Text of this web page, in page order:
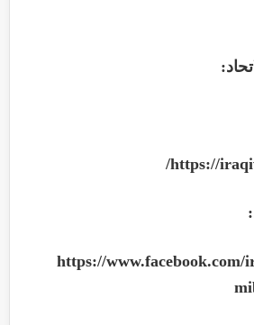
https://
/
https://